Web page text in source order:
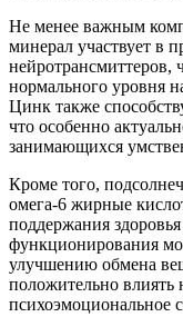
Не менее важным
минерал участвует в
нейротрансмиттеров,
нормального уровня
Цинк также
что особенно
занимающихся
Кроме того,
омега-6 жирные
поддержания
функционирования
улучшению обмена
положительно влиять
психоэмоциональное